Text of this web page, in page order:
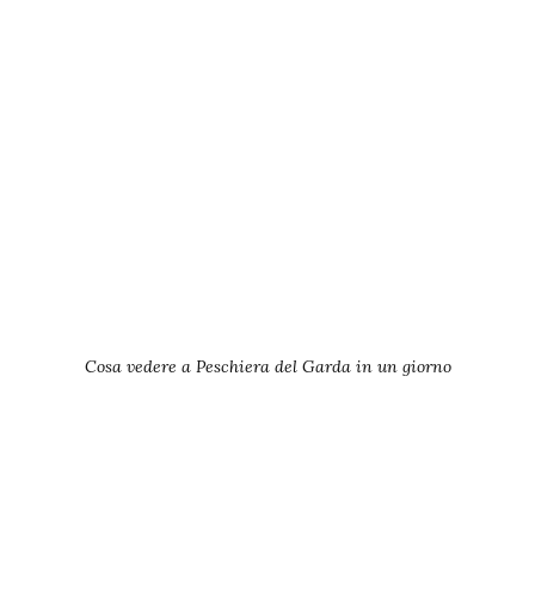
Cosa vedere a Peschiera del Garda in un giorno